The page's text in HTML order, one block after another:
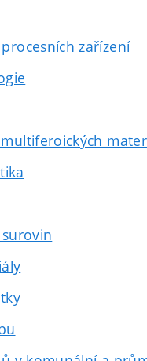
zařízení